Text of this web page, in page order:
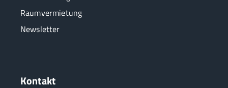
Raumvermietung
Newsletter
Kontakt